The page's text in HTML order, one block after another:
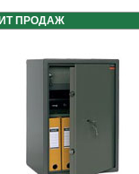
ПРОДАЖ